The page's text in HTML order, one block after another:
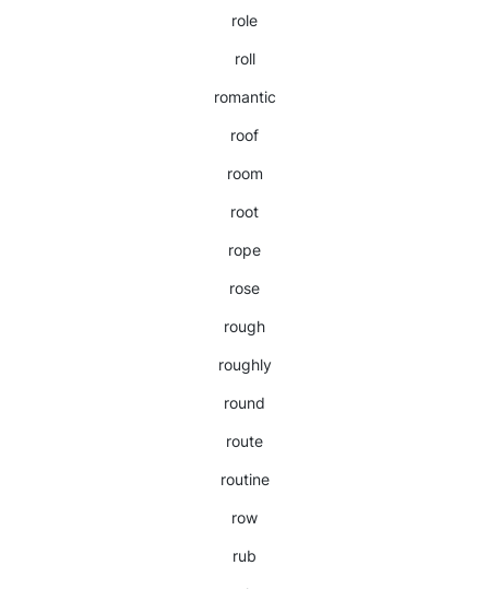
role
roll
romantic
roof
room
root
rope
rose
rough
roughly
round
route
routine
row
rub